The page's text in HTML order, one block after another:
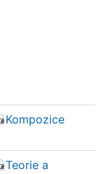
Kompozice
Teorie a